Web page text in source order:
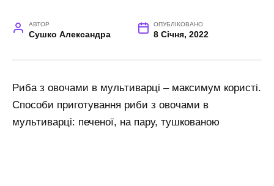
АВТОР
Сушко Александра
ОПУБЛІКОВАНО
8 Січня, 2022
Риба з овочами в мультиварці – максимум користі.
Способи приготування риби з овочами в
мультиварці: печеної, на пару, тушкованою